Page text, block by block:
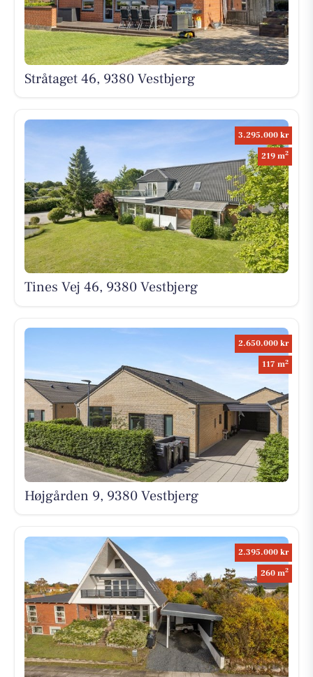
Stråtaget 46, 9380 Vestbjerg
3.295.000 kr
219 m2
Tines Vej 46, 9380 Vestbjerg
2.650.000 kr
117 m2
Højgården 9, 9380 Vestbjerg
2.395.000 kr
260 m2